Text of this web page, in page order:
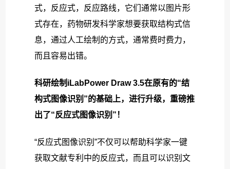
式，反应式，反应路线，它们通常以图片形
式存在，药物研发科学家想要获取结构式信
息，通过人工绘制的方式，通常费时费力，
而且容易出错。
科研绘制 iLabPower Draw 3.5在原有的“结
构式图像识别”的基础上，进行升级，重磅推
出了“反应式图像识别”！
“反应式图像识别”不仅可以帮助科学家一键
获取文献专利中的反应式，而且可以识别文